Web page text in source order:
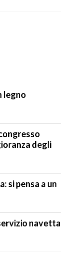
legno
degli
si pensa a un
navetta